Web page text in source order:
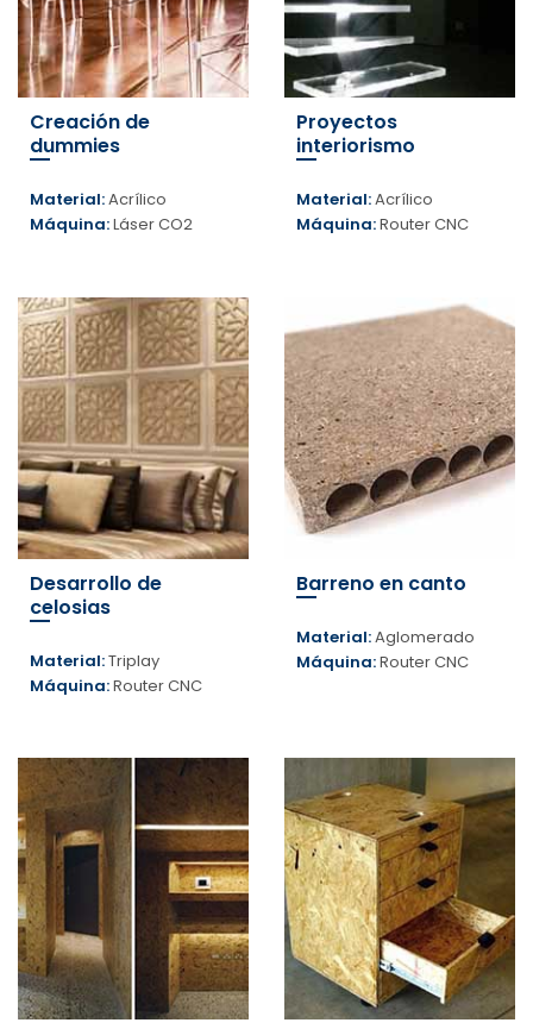
Creación de
dummies
Material:Acrílico
Máquina:Láser CO2
Proyectos
interiorismo
Material:Acrílico
Máquina:Router CNC
Desarrollo de
celosias
Material:Triplay
Máquina:Router CNC
Barreno en canto
Material:Aglomerado
Máquina:Router CNC